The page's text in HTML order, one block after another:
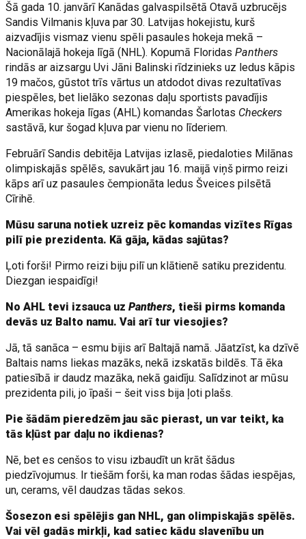
Šā gada 10. janvārī Kanādas galvaspilsētā Otavā uzbrucējs
Sandis Vilmanis kļuva par 30. Latvijas hokejistu, kurš
aizvadījis vismaz vienu spēli pasaules hokeja mekā –
Nacionālajā hokeja līgā (NHL). Kopumā FloridasPanthers
rindās ar aizsargu Uvi Jāni Balinski rīdzinieks uz ledus kāpis
19 mačos, gūstot trīs vārtus un atdodot divas rezultatīvas
piespēles, bet lielāko sezonas daļu sportists pavadījis
Amerikas hokeja līgas (AHL) komandas Šarlotas Checkers
sastāvā, kur šogad kļuva par vienu no līderiem.
Februārī Sandis debitēja Latvijas izlasē, piedaloties Milānas
olimpiskajās spēlēs, savukārt jau 16. maijā viņš pirmo reizi
kāps arī uz pasaules čempionāta ledus Šveices pilsētā
Cīrihē.
Mūsu saruna notiek uzreiz pēc komandas vizītes Rīgas
pilī pie prezidenta. Kā gāja, kādas sajūtas?
Ļoti forši! Pirmo reizi biju pilī un klātienē satiku prezidentu.
Diezgan iespaidīgi!
No AHL tevi izsauca uzPanthers, tieši pirms komanda
devās uz Balto namu. Vai arī tur viesojies?
Jā, tā sanāca – esmu bijis arī Baltajā namā. Jāatzīst, ka dzīvē
Baltais nams liekas mazāks, nekā izskatās bildēs. Tā ēka
patiesībā ir daudz mazāka, nekā gaidīju. Salīdzinot ar mūsu
prezidenta pili, jo īpaši – šeit viss bija ļoti plašs.
Pie šādām pieredzēm jau sāc pierast, un var teikt, ka
tās kļūst par daļu no ikdienas?
Nē, bet es cenšos to visu izbaudīt un krāt šādus
piedzīvojumus. Ir tiešām forši, ka man rodas šādas iespējas,
un, cerams, vēl daudzas tādas sekos.
Šosezon esi spēlējis gan NHL, gan olimpiskajās spēlēs.
Vai vēl gadās mirkļi, kad satiec kādu slavenību un